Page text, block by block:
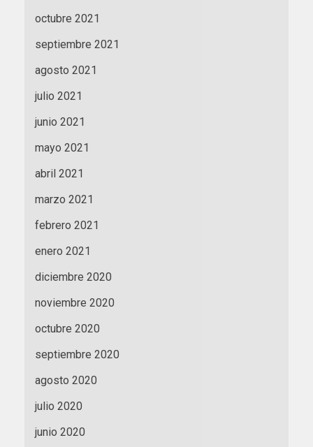
octubre 2021
septiembre 2021
agosto 2021
julio 2021
junio 2021
mayo 2021
abril 2021
marzo 2021
febrero 2021
enero 2021
diciembre 2020
noviembre 2020
octubre 2020
septiembre 2020
agosto 2020
julio 2020
junio 2020